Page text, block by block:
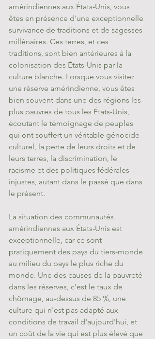
amérindiennes aux États-Unis, vous
êtes en présence d'une exceptionnelle
survivance de traditions et de sagesses
millénaires. Ces terres, et ces
traditions, sont bien antérieures à la
colonisation des États-Unis par la
culture blanche. Lorsque vous visitez
une réserve amérindienne, vous êtes
bien souvent dans une des régions les
plus pauvres de tous les États-Unis,
écoutant le témoignage de peuples
qui ont souffert un véritable génocide
culturel, la perte de leurs droits et de
leurs terres, la discrimination, le
racisme et des politiques fédérales
injustes, autant dans le passé que dans
le présent.
La situation des communautés
amérindiennes aux États-Unis est
exceptionnelle, car ce sont
pratiquement des pays du tiers-monde
au milieu du pays le plus riche du
monde. Une des causes de la pauvreté
dans les réserves, c'est le taux de
chômage, au-dessus de 85 %, une
culture qui n'est pas adapté aux
conditions de travail d'aujourd'hui, et
un coût de la vie qui est plus élevé que